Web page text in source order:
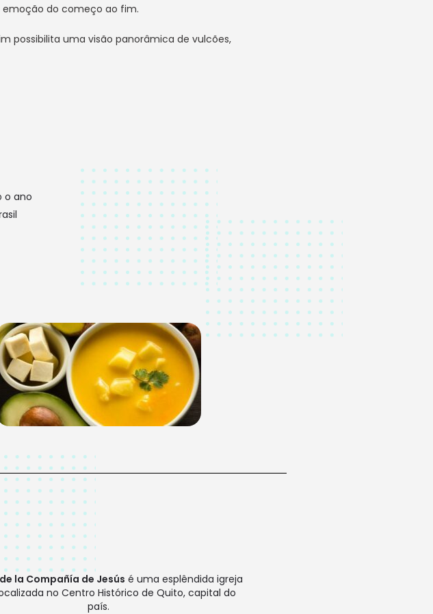
emoção do começo ao fim.
possibilita uma visão panorâmica de vulcões,
o ano
la Compañía de Jesús é uma esplêndida igreja
no Centro Histórico de Quito, capital do
país.